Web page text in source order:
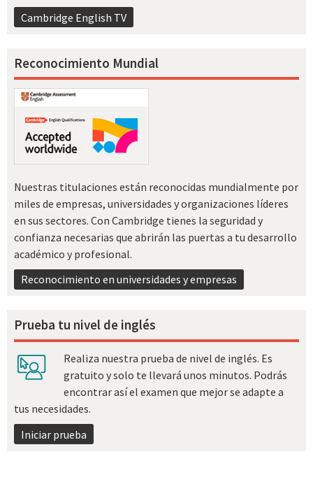
Cambridge English TV
Reconocimiento Mundial
Nuestras titulaciones están reconocidas mundialmente por
miles de empresas, universidades y organizaciones líderes
en sus sectores. Con Cambridge tienes la seguridad y
confianza necesarias que abrirán las puertas a tu desarrollo
académico y profesional.
Reconocimiento en universidades y empresas
Prueba tu nivel de inglés
Realiza nuestra prueba de nivel de inglés. Es
gratuito y solo te llevará unos minutos. Podrás
encontrar así el examen que mejor se adapte a
tus necesidades.
Iniciar prueba